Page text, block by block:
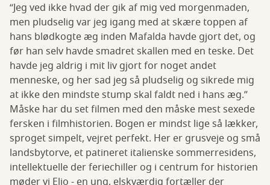
“Jeg ved ikke hvad der gik af mig ved morgenmaden,
men pludselig var jeg igang med at skære toppen af
hans blødkogte æg inden Mafalda havde gjort det, og
før han selv havde smadret skallen med en teske. Det
havde jeg aldrig i mit liv gjort for noget andet
menneske, og her sad jeg så pludselig og sikrede mig
at ikke den mindste stump skal faldt ned i hans æg.”
Måske har du set filmen med den måske mest sexede
fersken i filmhistorien. Bogen er mindst lige så lækker,
sproget simpelt, vejret perfekt. Her er grusveje og små
landsbytorve, et patineret italienske sommerresidens,
intellektuelle der feriechiller og i centrum for historien
møder vi Elio - en ung, elskværdig fortæller der